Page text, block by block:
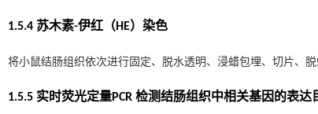
1.5.4 苏木素-伊红（HE）染色
将小鼠结肠组织依次进行固定、脱水透明、浸蜡包埋、切片、
1.5.5 实时荧光定量PCR 检测结肠组织中相关基因的表达